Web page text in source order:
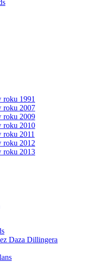
roku 1991
roku 2007
roku 2009
roku 2010
2011
roku 2012
roku 2013
Daza Dillingera